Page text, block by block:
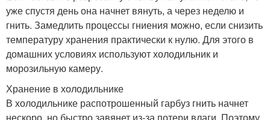
уже спустя день она начнет вянуть, а через неделю и
гнить. Замедлить процессы гниения можно, если снизить
температуру хранения практически к нулю. Для этого в
домашних условиях используют холодильник и
морозильную камеру.
Хранение в холодильнике
В холодильнике распотрошенный гарбуз гнить начнет
нескоро, но быстро завянет из-за потери влаги. Поэтому